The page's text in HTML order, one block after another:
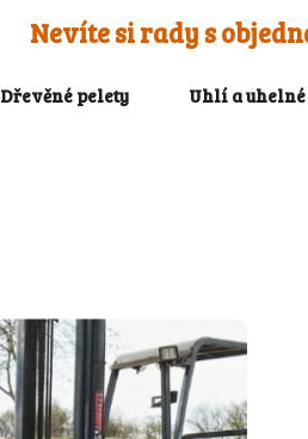
Nevíte si rady s
Dřevěné pelety Uhlí a